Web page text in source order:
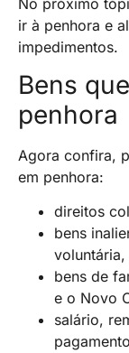
ir à penhora e
impedimentos.
Bens
penhora
Agora confira,
em penhora:
direitos
bens
bens de
e o Novo
salário,